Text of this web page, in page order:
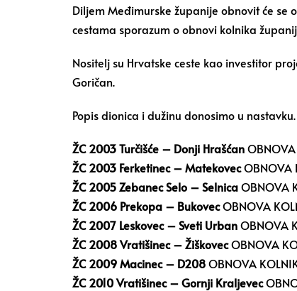
Diljem Međimurske županije obnovit će se
cestama sporazum o obnovi kolnika
Nositelj su Hrvatske ceste kao investitor
Goričan.
Popis dionica i dužinu donosimo u
ŽC 2003 Turčišće – Donji Hrašćan
ŽC 2003 Ferketinec – MatekovecOBNOVA
ŽC 2005 Zebanec Selo – SelnicaOBNOVA
ŽC 2006 Prekopa – BukovecOBNOVA
ŽC 2007 Leskovec – Sveti UrbanOBNOVA
ŽC 2008 Vratišinec – ŽiškovecOBNOVA
ŽC 2009 Macinec – D208OBNOVA
ŽC 2010 Vratišinec – Gornji Kraljevec